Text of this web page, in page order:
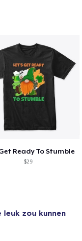
Ready To Stumble
$29
zou kunnen